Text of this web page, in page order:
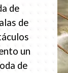
de
de
un
de